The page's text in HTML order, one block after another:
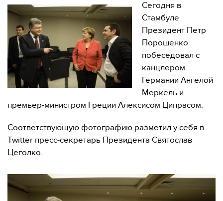
Сегодня в
Стамбуле
Президент Петр
Порошенко
побеседовал с
канцлером
Германии Ангелой
Меркель и
премьер-министром Греции Алексисом Ципрасом.
Соответствующую фотографию разметил у себя в
Twitter пресс-секретарь Президента Святослав
Цеголко.